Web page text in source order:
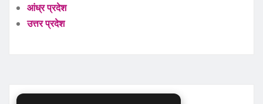
आंध्र प्रदेश
उत्तर प्रदेश